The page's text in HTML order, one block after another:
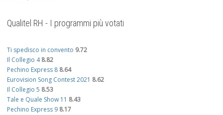
Qualitel RH - I programmi più votati
Ti spedisco in convento 9.72
Il Collegio 4 8.82
Pechino Express 8 8.64
Eurovision Song Contest 2021 8.62
Il Collegio 5 8.53
Tale e Quale Show 11 8.43
Pechino Express 9 8.17